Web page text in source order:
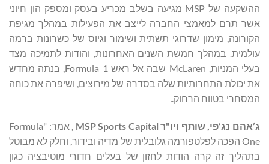
ההשקעה של MSP מגיעה בשלב מכריע בעסק ומספק הון חיוני
אשר תרם למאמצי החברה לייצב את הפעילות במהלך מגיפת
הקורונה, מימון שדרוגי תשתית ושימור וגיוס של כשרונות ברמה
עולמית. במהלך חמשת השנים האחרונות, והודות לתמיכה מצד
בעלי המניות, McLaren שבה אל ראש Formula 1, בנתה מחדש
את יכולת התחרותיות שלה בסדרה של מירוצים, ושיפרה את כוחה
המסחרי בטווח הרחוק.
ג’אהם נג’פי ,שותף ויו"ר MSP Sports Capital
, אמר: "Formula
One הפכה לפלטפורמה גלובלית של מדיה ובידור, וחלק לא מבוטל
בתהליך זה קרה הודות לחזון של בעלים חדורי מוטיבציה כגון